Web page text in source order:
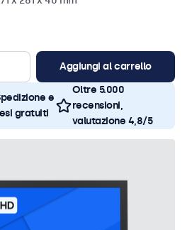
Aggiungi al carrello
e
gratuiti
Oltre 5.000
recensioni,
valutazione 4,8/5